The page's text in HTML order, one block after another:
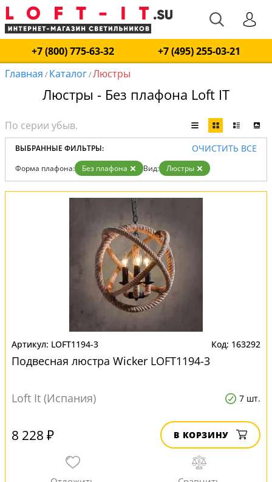
+7 (800) 775-63-32
+7 (495) 255-03-21
Главная / Каталог/Люстры
Люстры - Без плафона Loft IT
ВЫБРАННЫЕ ФИЛЬТРЫ: ОЧИСТИТЬ ВСЕ
Форма плафона: Без плафона Вид: Люстры
LOFT1194-3 163292
Подвесная люстра Wicker LOFT1194-3
Loft It (Испания) 7 шт.
8 228 ₽ В КОРЗИНУ